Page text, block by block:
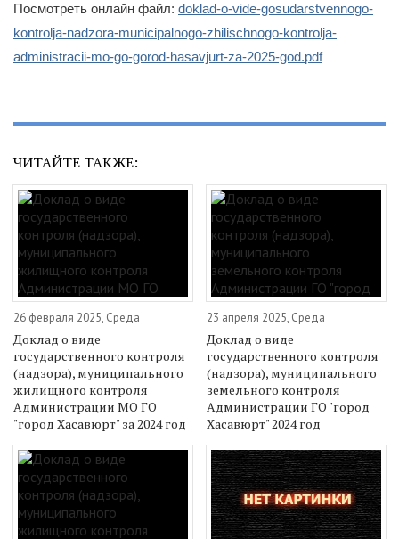
Посмотреть онлайн файл: doklad-o-vide-gosudarstvennogo-
kontrolja-nadzora-municipalnogo-zhilischnogo-kontrolja-
administracii-mo-go-gorod-hasavjurt-za-2025-god.pdf
ЧИТАЙТЕ ТАКЖЕ:
26 февраля 2025, Среда
Доклад о виде
государственного контроля
(надзора), муниципального
жилищного контроля
Администрации МО ГО
"город Хасавюрт" за 2024 год
23 апреля 2025, Среда
Доклад о виде
государственного контроля
(надзора), муниципального
земельного контроля
Администрации ГО "город
Хасавюрт" 2024 год